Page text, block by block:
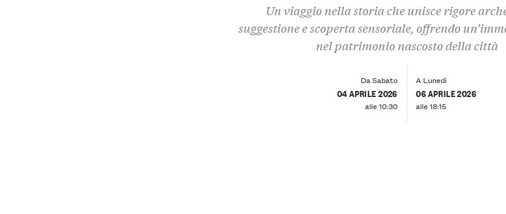
Un viaggio nella storia che unisce rigore
suggestione e scoperta sensoriale, offrendo
nel patrimonio nascosto della città
Da Sabato
04 APRILE 2026
alle 10:30
A Lunedì
06 APRILE 2026
alle 18:15